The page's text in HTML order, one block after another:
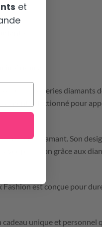
intérieure
Ces broderies diamants
sélectionné pour
broderie diamant. Son
avec précision grâce aux
est conçue pour
unique et personnel
et